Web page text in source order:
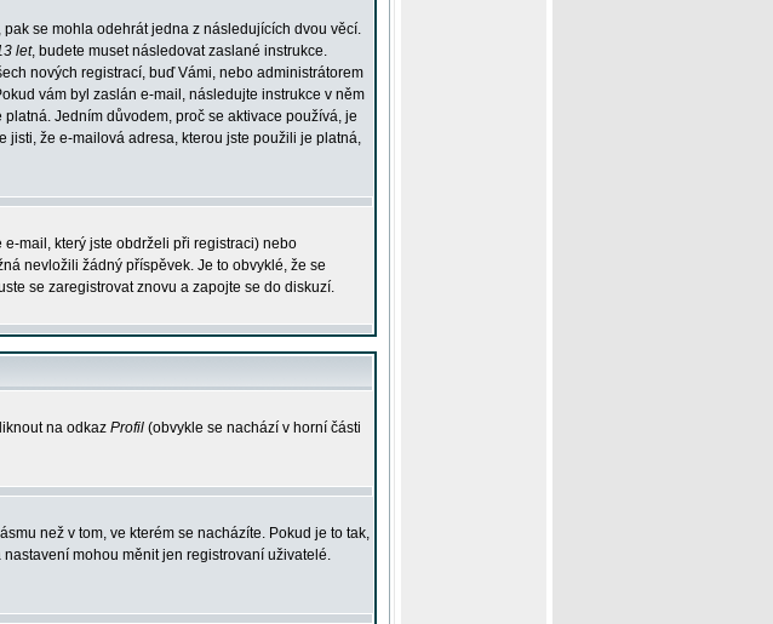
se mohla odehrát jedna z následujících dvou věcí.
let, budete muset následovat zaslané instrukce.
nových registrací, buď Vámi, nebo administrátorem
vám byl zaslán e-mail, následujte instrukce v něm
Jedním důvodem, proč se aktivace používá, je
jisti, že e-mailová adresa, kterou jste použili je platná,
mail, který jste obdrželi při registraci) nebo
nevložili žádný příspěvek. Je to obvyklé, že se
se zaregistrovat znovu a zapojte se do diskuzí.
na odkaz Profil (obvykle se nachází v horní části
než v tom, ve kterém se nacházíte. Pokud je to tak,
mohou měnit jen registrovaní uživatelé.